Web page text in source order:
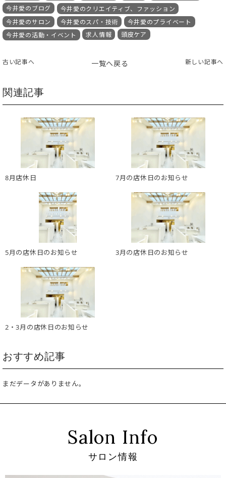
今井愛のブログ
今井愛のクリエイティブ、ファッション
今井愛のサロン
今井愛のスパ・技術
今井愛のプライベート
今井愛の活動・イベント
求人情報 頭皮ケア
古い記事へ 一覧へ戻る 新しい記事へ
関連記事
8月店休日 7月の店休日のお知らせ
5月の店休日のお知らせ 3月の店休日のお知らせ
2・3月の店休日のお知らせ
おすすめ記事
まだデータがありません。
Salon Info
サロン情報